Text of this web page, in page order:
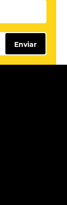
Enviar